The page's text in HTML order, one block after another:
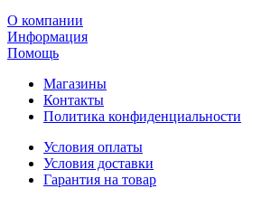
О компании
Информация
Помощь
Магазины
Контакты
Политика конфиденциальности
Условия оплаты
Условия доставки
Гарантия на товар